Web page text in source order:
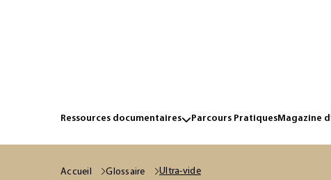
Ressources documentaires Parcours PratiquesMagazine
Accueil Glossaire Ultra-vide